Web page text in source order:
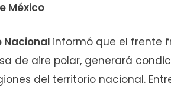
México
Nacional informó que el frente
de aire polar, generará
del territorio nacional.